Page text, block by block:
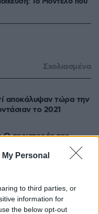
Personal
to third parties, or
information for
the below opt-out
Σχολιασμένα
αποκάλυψαν τώρα την
το 2021
περιπτεράς της
δασική περιοχή στην